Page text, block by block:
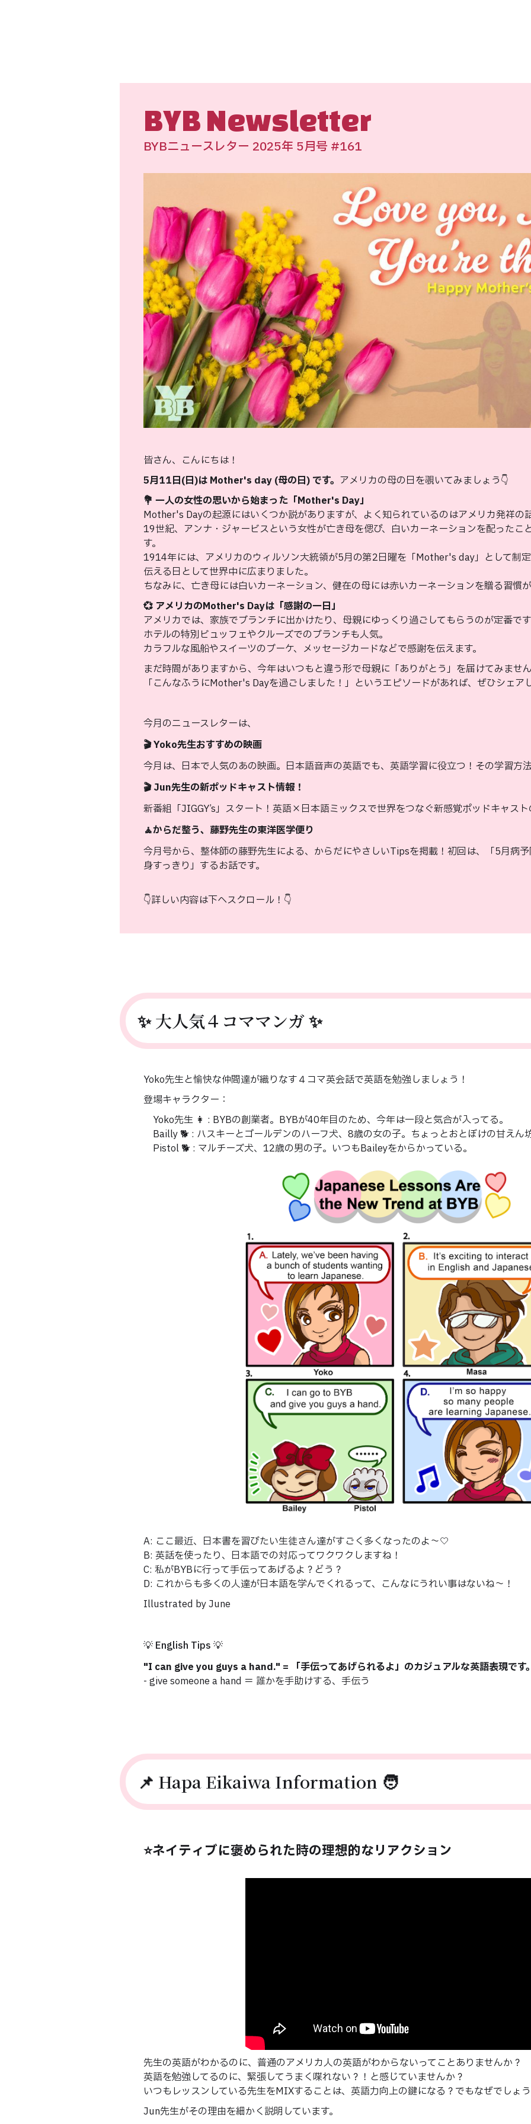
BYB Newsletter
BYBニュースレター 2025年 5月号 #161
皆さん、こんにちは！
5月11日(日)は Mother's day (母の日) です。 アメリカの母の日を覗いてみましょう👇
💐 一人の女性の思いから始まった「Mother's Day」
Mother's Dayの起源にはいくつか説がありますが、よく知られているのはアメリカ発祥の
19世紀、アンナ・ジャービスという女性が亡き母を偲び、白いカーネーションを配ったこ
す。
1914年には、アメリカのウィルソン大統領が5月の第2日曜を「Mother's day」として制
伝える日として世界中に広まりました。
ちなみに、亡き母には白いカーネーション、健在の母には赤いカーネーションを贈る習慣
💞 アメリカのMother's Dayは「感謝の一日」
アメリカでは、家族でブランチに出かけたり、母親にゆっくり過ごしてもらうのが定番で
ホテルの特別ビュッフェやクルーズでのブランチも人気。
カラフルな風船やスイーツのブーケ、メッセージカードなどで感謝を伝えます。
まだ時間がありますから、今年はいつもと違う形で母親に「ありがとう」を届けてみませ
「こんなふうにMother's Dayを過ごしました！」というエピソードがあれば、ぜひシェ
今月のニュースレターは、
🎬 Yoko先生おすすめの映画
今月は、日本で人気のあの映画。日本語音声の英語でも、英語学習に役立つ！その学習方
🎬 Jun先生の新ポッドキャスト情報！
新番組「JIGGY’s」スタート！英語×日本語ミックスで世界をつなぐ新感覚ポッドキャス
🧘からだ整う、藤野先生の東洋医学便り
今月号から、整体師の藤野先生による、からだにやさしいTipsを掲載！初回は、「5月病
身すっきり」するお話です。
👇詳しい内容は下へスクロール！👇
✨ 大人気４コママンガ ✨
Yoko先生と愉快な仲間達が織りなす４コマ英会話で英語を勉強しましょう！
登場キャラクター：
Yoko先生 👩 : BYBの創業者。BYBが40年目のため、今年は一段と気合が入ってる。
Bailly 🐕 : ハスキーとゴールデンのハーフ犬、8歳の女の子。ちょっとおとぼけの甘えん
Pistol 🐕 : マルチーズ犬、12歳の男の子。いつもBaileyをからかっている。
A: ここ最近、日本書を習びたい生徒さん達がすごく多くなったのよ～♡
B: 英話を使ったり、日本語での対応ってワクワクしますね！
C: 私がBYBに行って手伝ってあげるよ？どう？
D: これからも多くの人達が日本語を学んでくれるって、こんなにうれい事はないね～！
Illustrated by June
💡 English Tips 💡
"I can give you guys a hand." = 「手伝ってあげられるよ」のカジュアルな英語表現です
- give someone a hand ＝ 誰かを手助けする、手伝う
📌 Hapa Eikaiwa Information 🧑
⭐️ネイティブに褒められた時の理想的なリアクション
先生の英語がわかるのに、普通のアメリカ人の英語がわからないってことありませんか？
英語を勉強してるのに、緊張してうまく喋れない？！と感じていませんか？
いつもレッスンしている先生をMIXすることは、英語力向上の鍵になる？でもなぜでしょ
Jun先生がその理由を細かく説明しています。